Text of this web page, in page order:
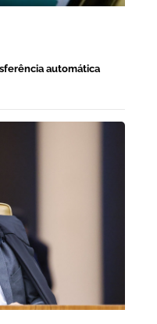
automática